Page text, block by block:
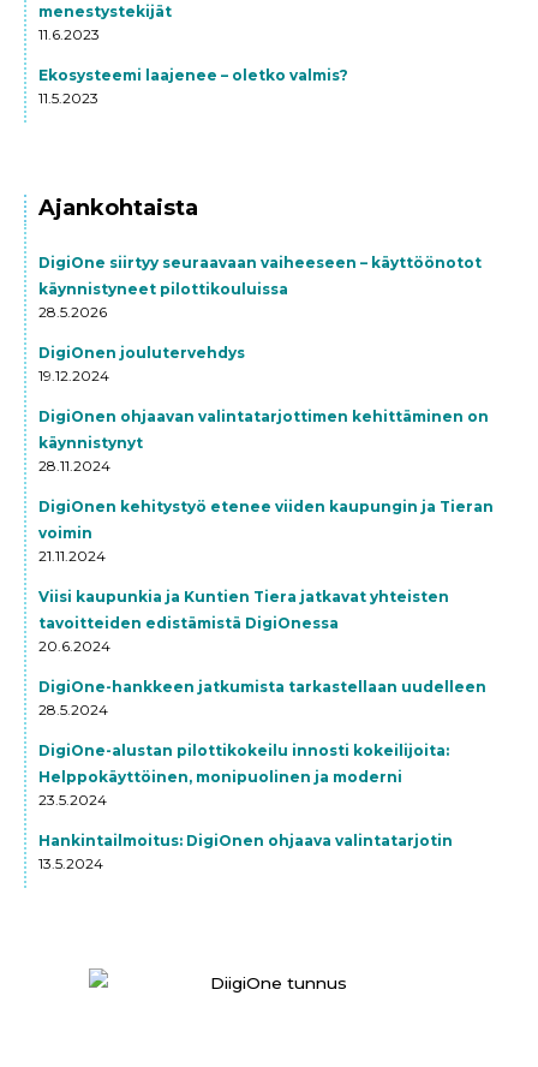
menestystekijät
11.6.2023
Ekosysteemi laajenee – oletko valmis?
11.5.2023
Ajankohtaista
DigiOne siirtyy seuraavaan vaiheeseen – käyttöönotot
käynnistyneet pilottikouluissa
28.5.2026
DigiOnen joulutervehdys
19.12.2024
DigiOnen ohjaavan valintatarjottimen kehittäminen on
käynnistynyt
28.11.2024
DigiOnen kehitystyö etenee viiden kaupungin ja Tieran
voimin
21.11.2024
Viisi kaupunkia ja Kuntien Tiera jatkavat yhteisten
tavoitteiden edistämistä DigiOnessa
20.6.2024
DigiOne-hankkeen jatkumista tarkastellaan uudelleen
28.5.2024
DigiOne-alustan pilottikokeilu innosti kokeilijoita:
Helppokäyttöinen, monipuolinen ja moderni
23.5.2024
Hankintailmoitus: DigiOnen ohjaava valintatarjotin
13.5.2024